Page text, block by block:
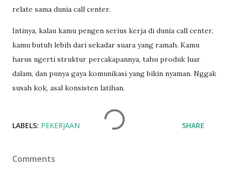
relate sama dunia call center.
Intinya, kalau kamu pengen serius kerja di dunia call center,
kamu butuh lebih dari sekadar suara yang ramah. Kamu
harus ngerti struktur percakapannya, tahu produk luar
dalam, dan punya gaya komunikasi yang bikin nyaman. Nggak
susah kok, asal konsisten latihan.
LABELS: PEKERJAAN SHARE
Comments